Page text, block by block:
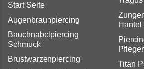
Start Seite
Augenbraunpiercing
Bauchnabelpiercing
Schmuck
Brustwarzenpiercing
Hantel
Titan